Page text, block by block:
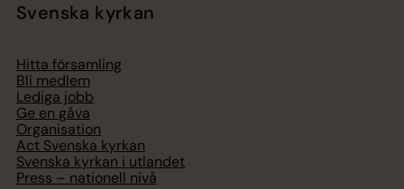
Svenska kyrkan
Hitta församling
Bli medlem
Lediga jobb
Ge en gåva
Organisation
Act Svenska kyrkan
Svenska kyrkan i utlandet
Press – nationell nivå